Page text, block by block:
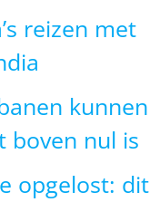
reizen met
kunnen
boven nul is
opgelost: dit